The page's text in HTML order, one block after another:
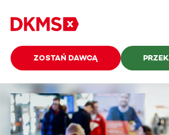
ZOSTAŃ DAWCĄ